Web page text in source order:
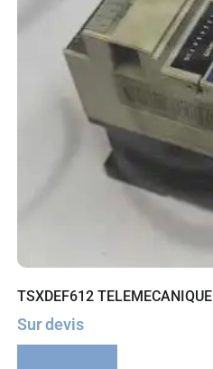
TSXDEF612 TELEMECANIQUE
Sur devis